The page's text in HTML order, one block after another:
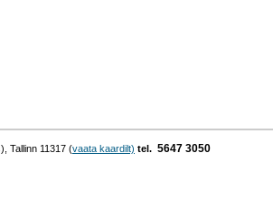
Tallinn 11317 (vaata kaardilt) tel. 5647 3050